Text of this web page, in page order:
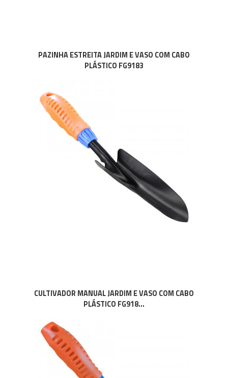
PAZINHA ESTREITA JARDIM E VASO COM CABO
PLÁSTICO FG9183
CULTIVADOR MANUAL JARDIM E VASO COM CABO
PLÁSTICO FG918...